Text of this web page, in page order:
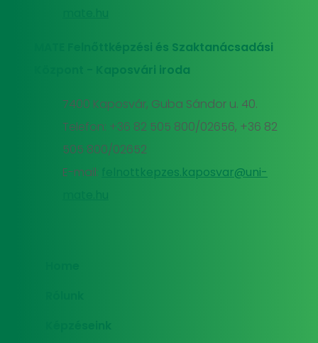
MATE Felnőttképzési és Szaktanácsadási
Központ - Kaposvári iroda
7400 Kaposvár, Guba Sándor u. 40.
Telefon: +36 82 505 800/02656, +36 82
505 800/02652
E-mail:
felnottkepzes.kaposvar@uni-